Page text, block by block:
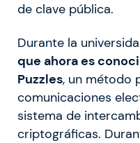
de clave pública.
Durante la
que ahora es
Puzzles, un método
comunicaciones
sistema de
criptográficas.